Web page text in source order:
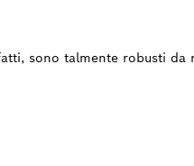
sono talmente robusti da